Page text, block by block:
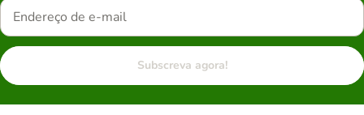
Subscreva agora!